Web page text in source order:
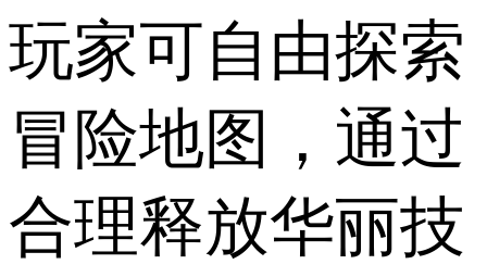
玩家可自由探索
冒险地图，通过
合理释放华丽技